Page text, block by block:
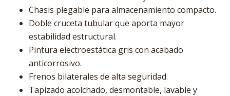
Chasis plegable para almacenamiento compacto.
Doble cruceta tubular que aporta mayor
estabilidad estructural.
Pintura electroestática gris con acabado
anticorrosivo.
Frenos bilaterales de alta seguridad.
Tapizado acolchado, desmontable, lavable y